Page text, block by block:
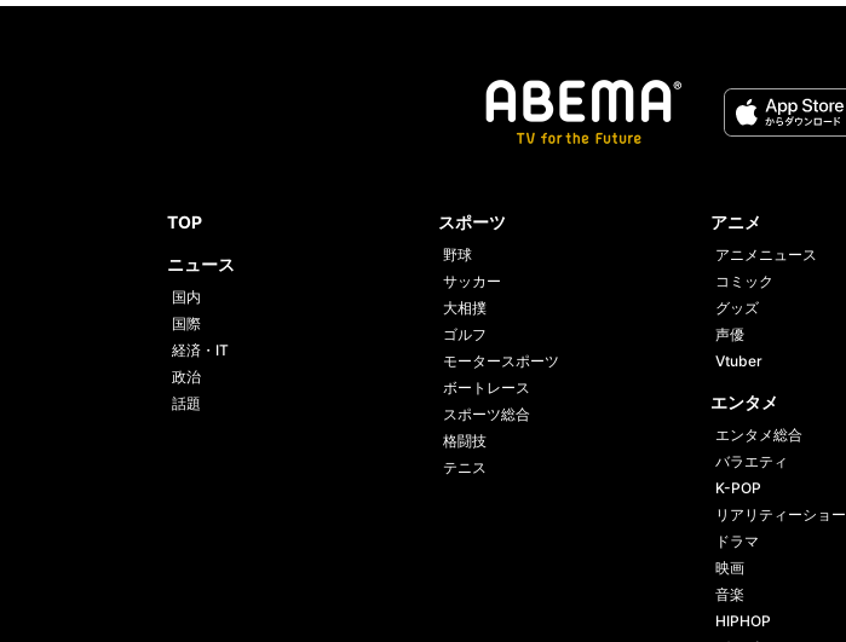
TOP
ニュース
国内
国際
経済・IT
政治
話題
スポーツ
野球
サッカー
大相撲
ゴルフ
モータースポーツ
ボートレース
スポーツ総合
格闘技
テニス
アニメ
アニメニュース
コミック
グッズ
声優
Vtuber
エンタメ
エンタメ総合
バラエティ
K-POP
リアリティーショー
ドラマ
映画
音楽
HIPHOP